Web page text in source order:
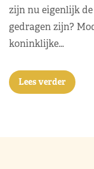
zijn nu eigenlijk
gedragen zijn?
koninklijke…
Lees verder